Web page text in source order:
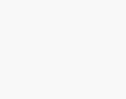
välilehdessä
Youtubessa
välilehdessä